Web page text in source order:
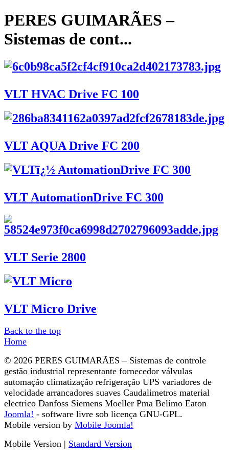
PERES GUIMARÃES –
Sistemas de cont...
VLT HVAC Drive FC 100
VLT AQUA Drive FC 200
VLT AutomationDrive FC 300
VLT Serie 2800
VLT Micro Drive
Back to the top
Home
© 2026 PERES GUIMARÃES – Sistemas de controle
gestão industrial representante fornecedor válvulas
automação climatização refrigeração UPS variadores de
velocidade arrancadores suaves Caudalimetros material
electrico Danfoss Siemens Moeller Pma Belimo Eaton
Joomla! - software livre sob licença GNU-GPL.
Mobile version by Mobile Joomla!
Mobile Version | Standard Version